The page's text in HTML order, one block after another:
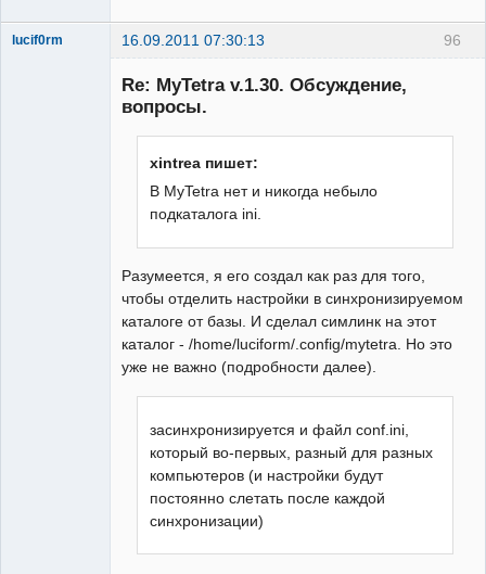
96
lucif0rm 16.09.2011 07:30:13
Re: MyTetra v.1.30. Обсуждение,
вопросы.
xintrea пишет:
В MyTetra нет и никогда небыло
подкаталога ini.
Разумеется, я его создал как раз для того,
чтобы отделить настройки в синхронизируемом
каталоге от базы. И сделал симлинк на этот
каталог - /home/luciform/.config/mytetra. Но это
уже не важно (подробности далее).
засинхронизируется и файл conf.ini,
который во-первых, разный для разных
компьютеров (и настройки будут
постоянно слетать после каждой
синхронизации)